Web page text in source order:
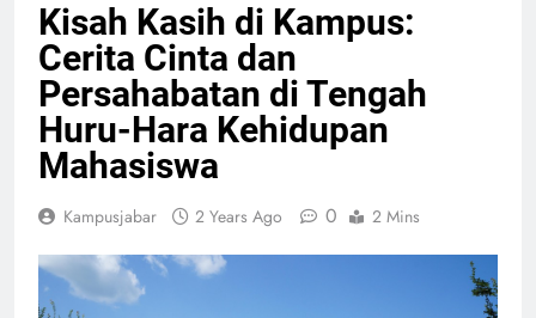
Kisah Kasih di Kampus:
Cerita Cinta dan
Persahabatan di Tengah
Huru-Hara Kehidupan
Mahasiswa
Kampusjabar 2 Years Ago 0 2 Mins